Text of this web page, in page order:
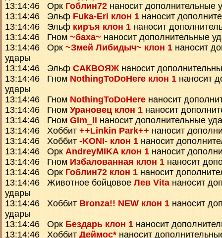
13:14:46 Орк Гоблин72 наносит дополнительные
13:14:46 Эльф Fuka-Eri клон 1 наносит
13:14:46 Эльф киръя клон 1 наносит
13:14:46 Гном ~баха~ наносит дополнительные
13:14:46 Орк ~Змей Либидыч~ клон 1 наносит
удары
13:14:46 Эльф САКВОЯЖнаносит
13:14:46 Гном NothingToDoHere клон 1 наносит
удары
13:14:46 Гном NothingToDoHere наносит
13:14:46 Гном Урановец клон 1 наносит
13:14:46 Гном Gim_li наносит дополнительные
13:14:46 Хоббит ++Linkin Park++ наносит
13:14:46 Хоббит -KONI- клон 1 наносит
13:14:46 Орк AndreyMIKA клон 1 наносит
13:14:46 Гном Избалованная клон 1 наносит
13:14:46 Орк Гоблин72 клон 1 наносит
13:14:46 Животное бойцовое Лев Vitaнаносит
удары
13:14:46 Хоббит Bronza!! NEW клон 1 наносит
удары
13:14:46 Орк Бездарь клон 1 наносит
13:14:46 Хоббит Деймос* наносит